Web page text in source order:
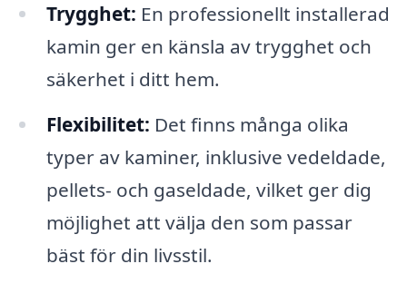
Trygghet: En professionellt installerad
kamin ger en känsla av trygghet och
säkerhet i ditt hem.
Flexibilitet: Det finns många olika
typer av kaminer, inklusive vedeldade,
pellets- och gaseldade, vilket ger dig
möjlighet att välja den som passar
bäst för din livsstil.